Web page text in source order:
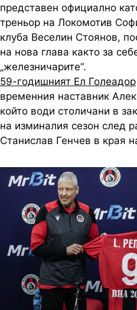
представен официално
треньор на Локомотив
клуба Веселин Стоянов,
на нова глава както за
„железничарите“.
59-годишният Ел Голеадор
временния наставник
който води столичани в
на изминалия сезон след
Станислав Генчев в края